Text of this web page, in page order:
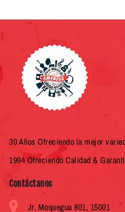
30 Años Ofreciendo la mejor
1994 Ofreciendo Calidad &
Contáctanos
Jr. Moquegua 801, 15001